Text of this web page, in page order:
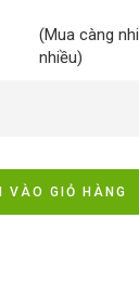
(Mua càng
nhiều)
VÀO GIỎ HÀNG